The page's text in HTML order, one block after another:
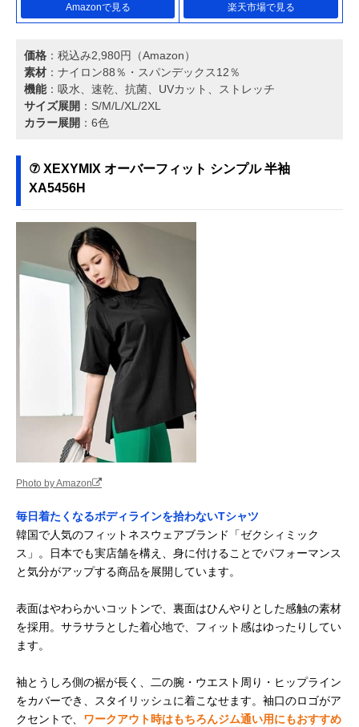
Amazonで見る 楽天市場で見る
価格 ：税込み2,980円（Amazon）
素材 ：ナイロン88％・スパンデックス12％
機能：吸水、速乾、抗菌、UVカット、ストレッチ
サイズ展開 ：S/M/L/XL/2XL
カラー展開 ：6色
⑦ XEXYMIX オーバーフィット シンプル 半袖
XA5456H
Photo by Amazon
毎日着たくなるボディラインを拾わないTシャツ
韓国で人気のフィットネスウェアブランド「ゼクシィミック
ス」。日本でも実店舗を構え、身に付けることでパフォーマンス
と気分がアップする商品を展開しています。
表面はやわらかいコットンで、裏面はひんやりとした感触の素材
を採用。サラサラとした着心地で、フィット感はゆったりしてい
ます。
袖とうしろ側の裾が長く、二の腕・ウエスト周り・ヒップライン
をカバーでき、スタイリッシュに着こなせます。袖口のロゴがア
クセントで、 ワークアウト時はもちろんジム通い用にもおすすめ